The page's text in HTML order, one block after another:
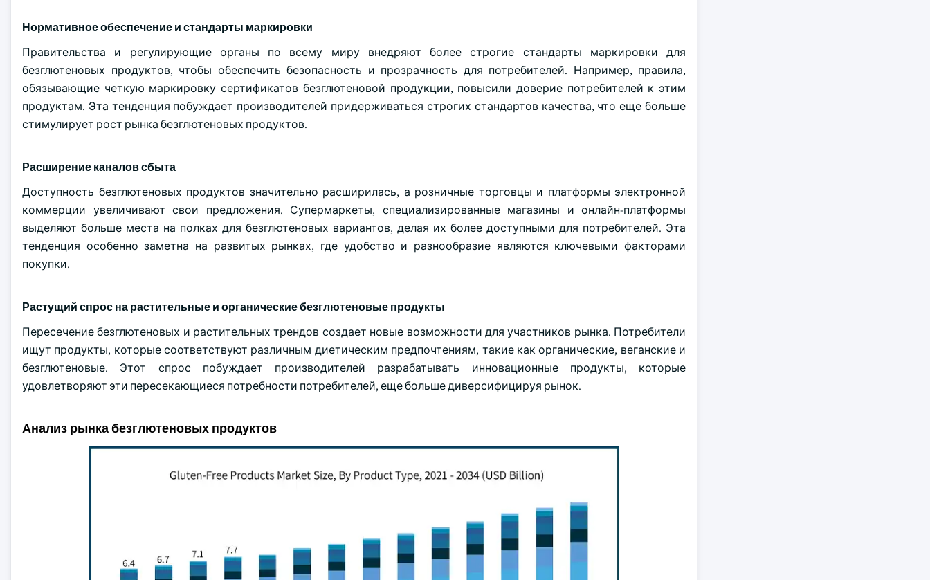
Нормативное обеспечение и стандарты маркировки
Правительства и регулирующие органы по всему миру внедряют более строгие стандарты маркировки для
безглютеновых продуктов, чтобы обеспечить безопасность и прозрачность для потребителей. Например, правила,
обязывающие четкую маркировку сертификатов безглютеновой продукции, повысили доверие потребителей к этим
продуктам. Эта тенденция побуждает производителей придерживаться строгих стандартов качества, что еще больше
стимулирует рост рынка безглютеновых продуктов.
Расширение каналов сбыта
Доступность безглютеновых продуктов значительно расширилась, а розничные торговцы и платформы электронной
коммерции увеличивают свои предложения. Супермаркеты, специализированные магазины и онлайн-платформы
выделяют больше места на полках для безглютеновых вариантов, делая их более доступными для потребителей. Эта
тенденция особенно заметна на развитых рынках, где удобство и разнообразие являются ключевыми факторами
покупки.
Растущий спрос на растительные и органические безглютеновые продукты
Пересечение безглютеновых и растительных трендов создает новые возможности для участников рынка. Потребители
ищут продукты, которые соответствуют различным диетическим предпочтениям, такие как органические, веганские и
безглютеновые. Этот спрос побуждает производителей разрабатывать инновационные продукты, которые
удовлетворяют эти пересекающиеся потребности потребителей, еще больше диверсифицируя рынок.
Анализ рынка безглютеновых продуктов